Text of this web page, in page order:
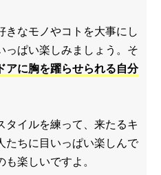
きなモノやコトを大事にし
っぱい楽しみましょう。そ
アに胸を躍らせられる自分
タイルを練って、来たるキ
たちに目いっぱい楽しんで
楽しいですよ。